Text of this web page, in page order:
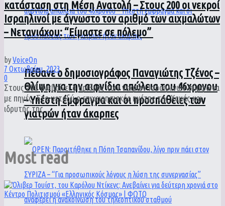
Πέθανε ο δημοσιογράφος Παναγιώτης Τζένος –
Θλίψη για την αιφνίδια απώλεια του 46χρονου
– Υπέστη έμφραγμα και οι προσπάθειες των
γιατρών ήταν άκαρπες
κατάσταση στη Μέση Ανατολή – Στους 200 οι νεκροί
Ισραηλινοί με άγνωστο τον αριθμό των αιχμαλώτων
– Νετανιάχου: “Είμαστε σε πόλεμο”
byVoiceOn
7 Οκτωβρίου, 2023
0
Στους 200 ανεβαίνει ο αριθμός των νεκρών Ισραηλινών σύμφωνα
με πηγές. Στο μεταξύ ο επιχειρησιακός ηγέτης της Χαμάς και
ιδρυτής της ...
Most read